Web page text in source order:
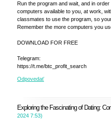
Run the program and wait, and in
computers available to you, at work,
classmates to use the program, so
Remember the more computers you
DOWNLOAD FOR FREE
Telegram:
https://t.me/btc_profit_search
Odpovedať
Exploring the Fascinating of Dating:
2024 7:53)